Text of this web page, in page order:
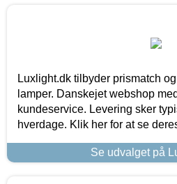
Luxlight.dk tilbyder prismatch
lamper. Danskejet webshop
kundeservice. Levering sker
hverdage. Klik her for at se
Se udvalget på